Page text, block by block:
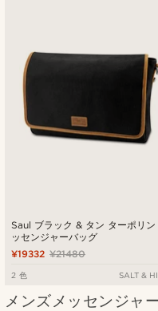
Saul ブラック & タン ターポリン
ッセンジャーバッグ
¥21480
¥19332
2 色 SALT &
メンズメッセンジャ